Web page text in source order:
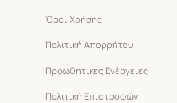
Όροι Χρήσης
Πολιτική Απορρήτου
Προωθητικές Ενέργειες
Πολιτική Επιστροφών